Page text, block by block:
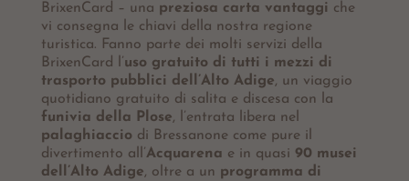
BrixenCard – una preziosa carta vantaggi che
vi consegna le chiavi della nostra regione
turistica. Fanno parte dei molti servizi della
BrixenCard l’uso gratuito di tutti i mezzi di
trasporto pubblici dell’Alto Adige, un viaggio
quotidiano gratuito di salita e discesa con la
funivia della Plose, l’entrata libera nel
palaghiaccio di Bressanone come pure il
divertimento all’Acquarena e in quasi 90 musei
dell’Alto Adige, oltre a un programma di